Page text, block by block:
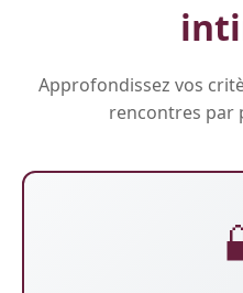
Approfondissez vos
rencontres par